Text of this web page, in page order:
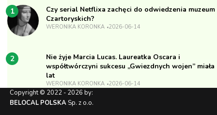
1
Czy serial Netflixa zachęci do odwiedzenia muzeum
Czartoryskich?
WERONIKA KORONKA 2026-06-14
2
Nie żyje Marcia Lucas. Laureatka Oscara i
współtwórczyni sukcesu „Gwiezdnych wojen” miała
lat
WERONIKA KORONKA 2026-06-14
Copyright © 2022 - 2026 by:
BELOCAL POLSKA Sp. z o.o.